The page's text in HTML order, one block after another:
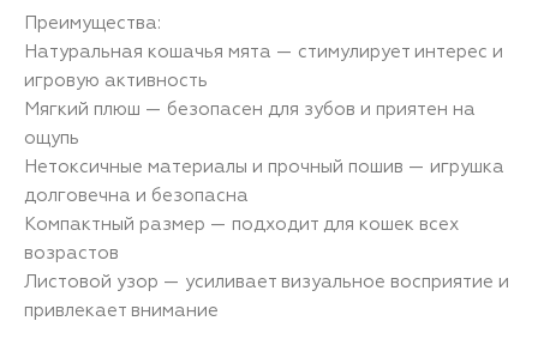
Преимущества:
Натуральная кошачья мята — стимулирует интерес и
игровую активность
Мягкий плюш — безопасен для зубов и приятен на
ощупь
Нетоксичные материалы и прочный пошив — игрушка
долговечна и безопасна
Компактный размер — подходит для кошек всех
возрастов
Листовой узор — усиливает визуальное восприятие и
привлекает внимание